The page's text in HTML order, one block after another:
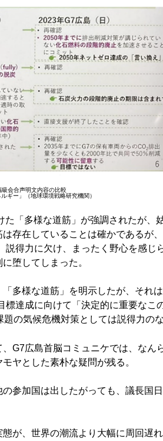
級会合声明文内容の比較
ギー」（地球環境戦略研究機関）
「多様な道筋」が強調されたが、
存在していることは確かであるが、
得力に欠け、まったく野心を感じ
堕してしまった。
多様な道筋」を明示したが、それは
達成に向けて「決定的に重要なこ
の気候危機対策としては説得力のな
G7広島首脳コミュニケでは、なん
ヤとした素朴な疑問が残る。
参加国は出したがっても、議長国
が、世界の潮流より大幅に周回遅